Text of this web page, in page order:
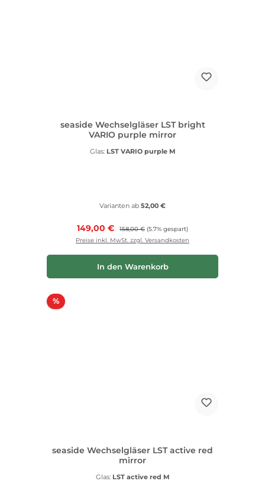
seaside Wechselgläser LST bright
VARIO purple mirror
Glas: LST VARIO purple M
Varianten ab 52,00 €
Verkaufspreis:
149,00 € Regulärer Preis:
158,00 € (5.7% gespart)
Preise inkl. MwSt. zzgl. Versandkosten
In den Warenkorb
%Rabatt
seaside Wechselgläser LST active red
mirror
Glas: LST active red M